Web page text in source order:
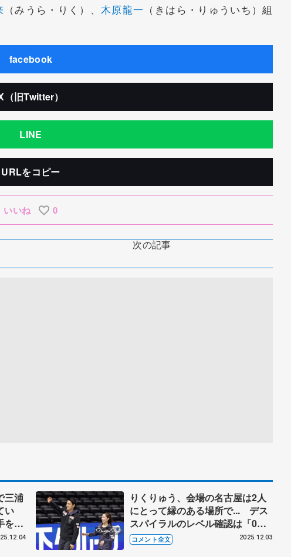
（みうら・りく）、木原龍一 （きはら・りゅういち）組
facebook
（旧Twitter）
LINE
URLをコピー
いいね 0
次の記事
三浦
い
を付
、抑
りくりゅう、会場の名古屋は2人
にとって縁のある場所で... デス
スパイラルのレベル確認は「0か
ら数えるみたいな」 【GPファ
イナル公式練習】
コメント全文 2025.12.03